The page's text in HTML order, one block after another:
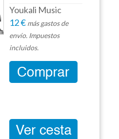
Youkali Music
12 € más gastos de
envío. Impuestos
incluidos.